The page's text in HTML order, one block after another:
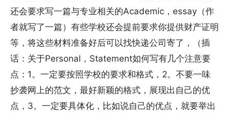
还会要求写一篇与专业相关的Academic，essay（作
者就写了一篇）有些学校还会提前要求你提供财产证明
等，将这些材料准备好后可以找快递公司寄了，（插
话：关于Personal，Statement如何写有几个注意要
点：1。一定要按照学校的要求和格式，2。不要一味
抄袭网上的范文，最好新颖的格式，展现出自己的优
点，3。一定要具体化，比如说自己的优点，就要举出